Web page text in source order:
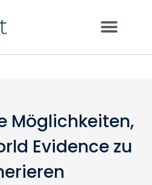
Möglichkeiten,
Evidence zu